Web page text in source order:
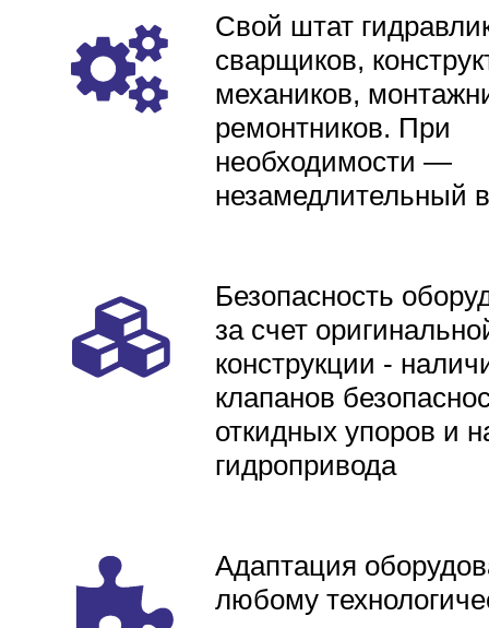
Свой штат
сварщиков,
механиков,
ремонтников. При
необходимости —
незамедлительный
Безопасность
за счет
конструкции -
клапанов
откидных упоров и
гидропривода
Адаптация
любому